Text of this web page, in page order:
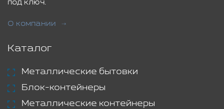
под ключ.
О компании
Каталог
Металлические бытовки
Блок-контейнеры
Металлические контейнеры